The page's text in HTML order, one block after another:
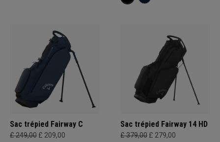
Sac trépied Fairway C
£ 249,00 £ 209,00
Sac trépied Fairway 14 HD
£ 379,00 £ 279,00